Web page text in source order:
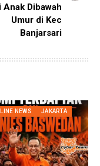
Anak Dibawah
Umur di Kec
Banjarsari
NEWS JAKARTA